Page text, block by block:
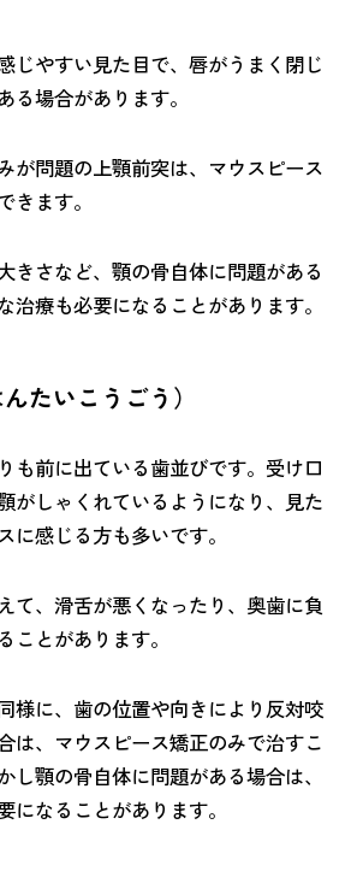
じやすい見た目で、唇がうまく閉じ
る場合があります。
が問題の上顎前突は、マウスピース
きます。
きさなど、顎の骨自体に問題がある
治療も必要になることがあります。
たいこうごう）
も前に出ている歯並びです。受け口
がしゃくれているようになり、見た
に感じる方も多いです。
て、滑舌が悪くなったり、奥歯に負
ことがあります。
様に、歯の位置や向きにより反対咬
は、マウスピース矯正のみで治すこ
し顎の骨自体に問題がある場合は、
になることがあります。